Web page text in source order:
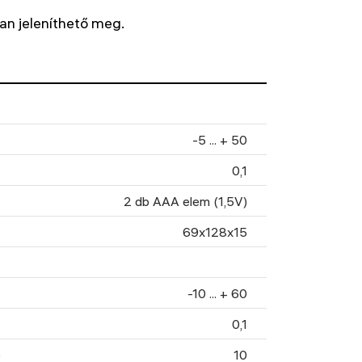
jeleníthető meg.
-5 ... + 50
0,1
2 db AAA elem (1,5V)
69x128x15
-10 ... + 60
0,1
10